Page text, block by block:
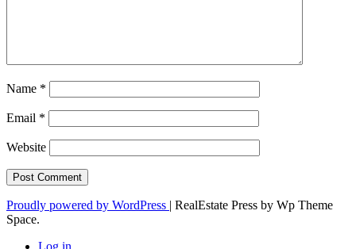
Name *
Email *
Website
Proudly powered by WordPress | RealEstate Press by Wp Theme
Space.